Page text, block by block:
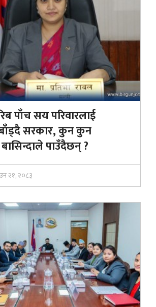
पाँच सय परिवारलाई
सरकार, कुन कुन
पाउँदैछन् ?
२१, २०८३